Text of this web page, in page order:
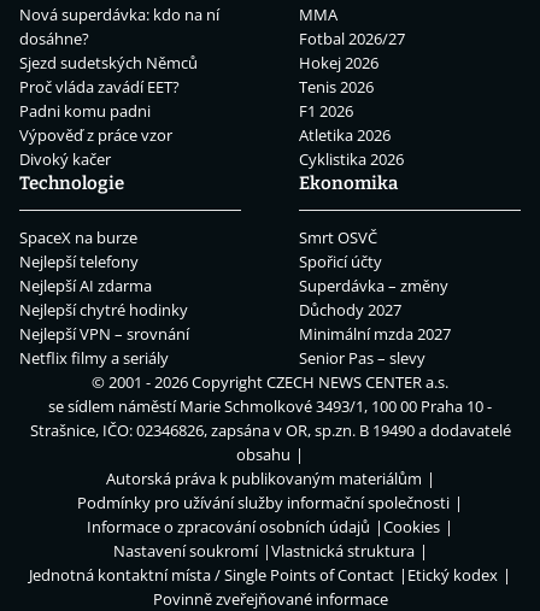
Nová superdávka: kdo na ní
dosáhne?
Sjezd sudetských Němců
Proč vláda zavádí EET?
Padni komu padni
Výpověď z práce vzor
Divoký kačer
MMA
Fotbal 2026/27
Hokej 2026
Tenis 2026
F1 2026
Atletika 2026
Cyklistika 2026
Technologie
SpaceX na burze
Nejlepší telefony
Nejlepší AI zdarma
Nejlepší chytré hodinky
Nejlepší VPN – srovnání
Netflix filmy a seriály
Ekonomika
Smrt OSVČ
Spořicí účty
Superdávka – změny
Důchody 2027
Minimální mzda 2027
Senior Pas – slevy
© 2001 - 2026 CopyrightCZECH NEWS CENTER a.s.
se sídlem náměstí Marie Schmolkové 3493/1, 100 00 Praha 10 -
Strašnice, IČO: 02346826, zapsána v OR, sp.zn. B 19490 a dodavatelé
obsahu
Autorská práva k publikovaným materiálům
Podmínky pro užívání služby informační společnosti
Informace o zpracování osobních údajů
Cookies
Nastavení soukromí
Vlastnická struktura
Jednotná kontaktní místa / Single Points of Contact
Etický kodex
Povinně zveřejňované informace